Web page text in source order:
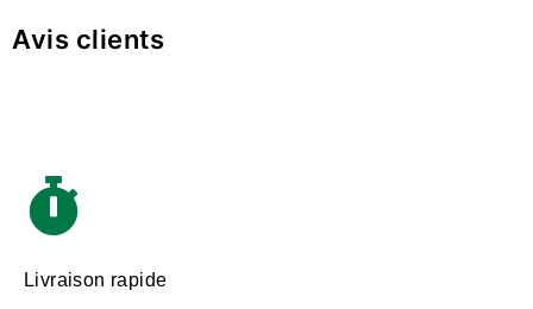
Avis clients
Livraison rapide